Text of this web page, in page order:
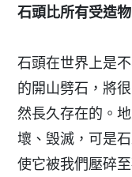
石頭比所有受造
石頭在世界上是
的開山劈石，將
然長久存在的。
壞、毁滅，可是
使它被我們壓碎